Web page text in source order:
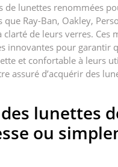
de lunettes renommées
Ray-Ban, Oakley,
de leurs verres. Ces
innovantes pour garantir
et confortable à leurs
assuré d’acquérir des
lunettes
ou